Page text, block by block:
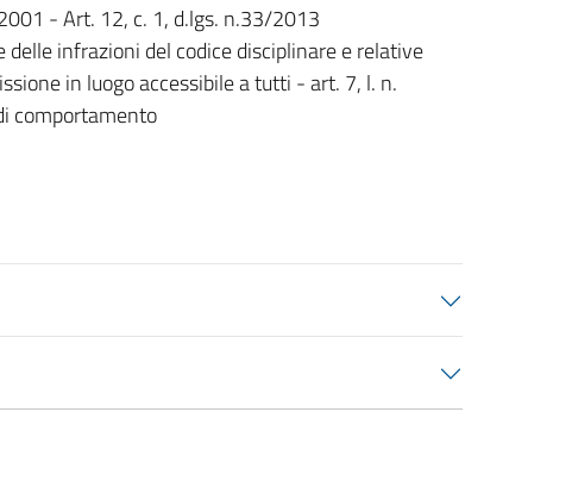
- Art. 12, c. 1, d.lgs. n.33/2013
infrazioni del codice disciplinare e relative
in luogo accessibile a tutti - art. 7, l. n.
comportamento